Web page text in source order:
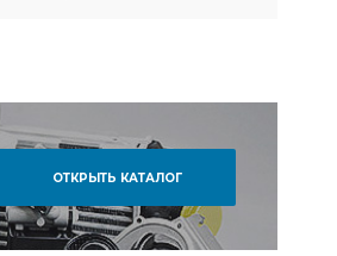
ОТКРЫТЬ КАТАЛОГ